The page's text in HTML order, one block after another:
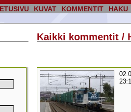
ETUSIVU KUVAT KOMMENTIT HAKU
Kaikki kommentit /